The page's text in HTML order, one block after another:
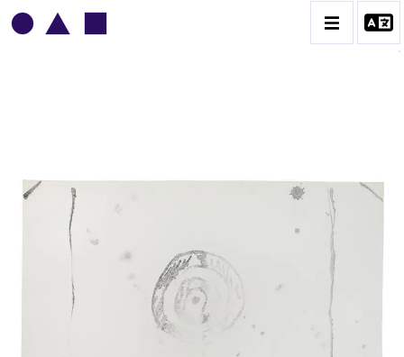
CATALOGUE DES OEUVRES
CONTACT